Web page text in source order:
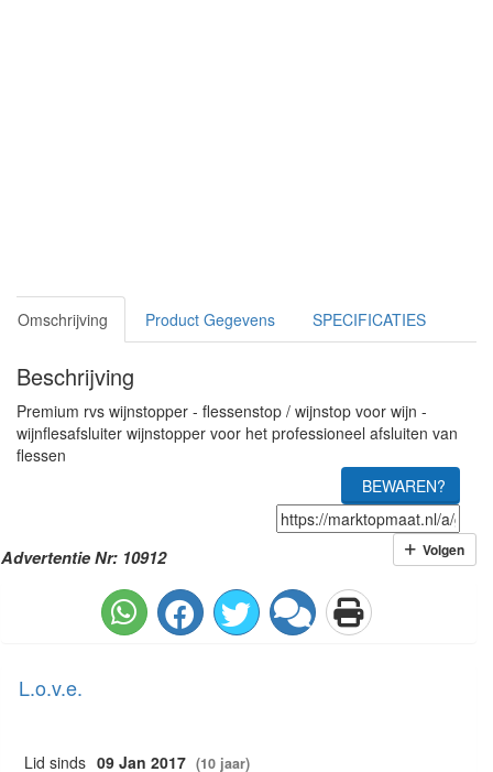
Omschrijving Product Gegevens SPECIFICATIES
Beschrijving
Premium rvs wijnstopper - flessenstop / wijnstop voor wijn -
wijnflesafsluiter wijnstopper voor het professioneel afsluiten van
flessen
BEWAREN?
Advertentie Nr: 10912 Volgen
L.o.v.e.
Lid sinds 09 Jan 2017 (10 jaar)